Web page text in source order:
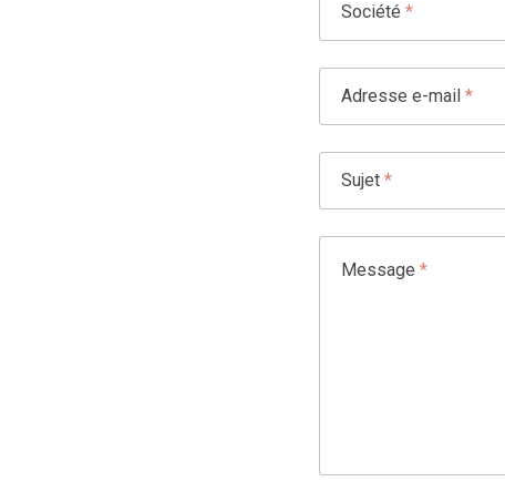
Société *
Adresse e-mail *
Sujet *
Message *